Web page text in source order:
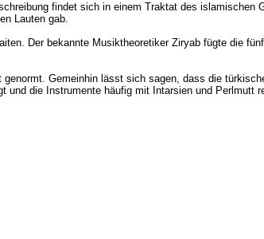
findet sich in einem Traktat des
Lauten gab.
Der bekannte Musiktheoretiker Ziryab fügte die
Gemeinhin lässt sich sagen, dass die
und die Instrumente häufig mit Intarsien und Perlmutt